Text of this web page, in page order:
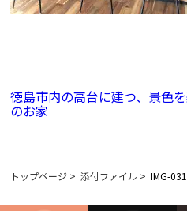
徳島市内の高台に建つ、景色
のお家
トップページ > 添付ファイル > IMG-